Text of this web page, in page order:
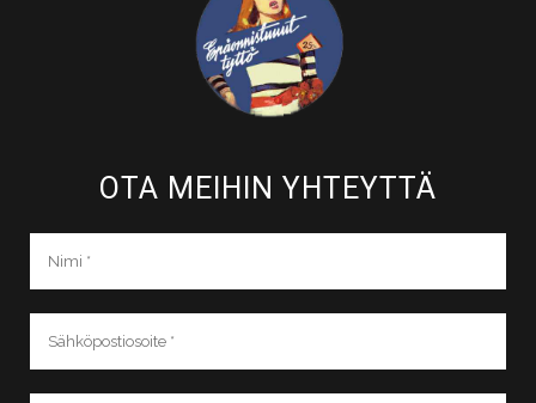
OTA MEIHIN YHTEYTTÄ​